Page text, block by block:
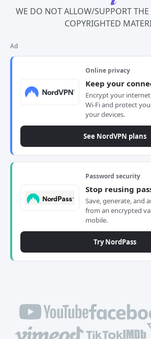
WE DO NOT ALLOW/SUPPORT
COPYRIGHTED
Ad
Online privacy
Keep your
Encrypt your
Wi-Fi and protect
your devices.
See NordVPN plans
Password security
Stop reusing
Save, generate, and
from an encrypted
mobile.
Try NordPass